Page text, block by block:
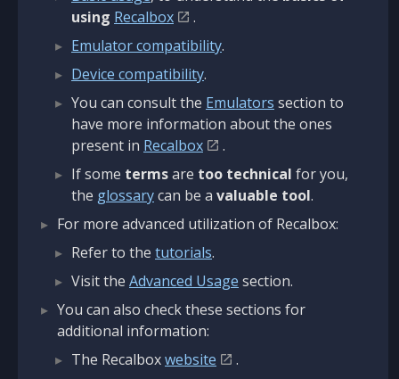
using Recalbox
.
Emulator compatibility.
Device compatibility.
You can consult the Emulators section to
have more information about the ones
present in Recalbox
.
If some termsare too technical for you,
the glossarycan be a valuable tool.
For more advanced utilization of Recalbox:
Refer to the tutorials.
Visit the Advanced Usage section.
You can also check these sections for
additional information:
The Recalboxwebsite
.